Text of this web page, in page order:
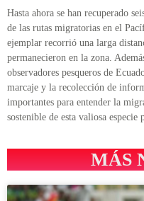
Hasta ahora se han recuperado
de las rutas migratorias en el
ejemplar recorrió una larga
permanecieron en la zona.
observadores pesqueros de
marcaje y la recolección de
importantes para entender la
sostenible de esta valiosa especie
MÁS